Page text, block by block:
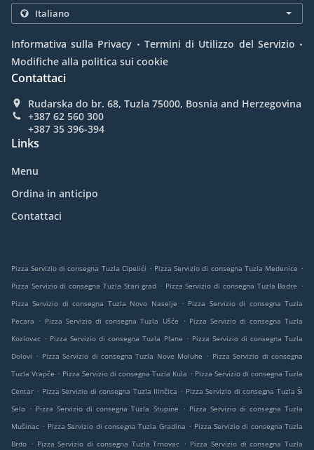
Informativa sulla Privacy . Termini di Utilizzo del Servizio .
Modifiche alla politica sui cookie
Contattaci
Rudarska do br. 68, Tuzla 75000, Bosnia and Herzegovina
+387 62 560 300
+387 35 396-394
Links
Menu
Ordina in anticipo
Contattaci
Pizza Servizio di consegna Tuzla Cipelići . Pizza Servizio di consegna Tuzla Medenice .
Pizza Servizio di consegna Tuzla Stari grad . Pizza Servizio di consegna Tuzla Badre .
Pizza Servizio di consegna Tuzla Novo Naselje
. Pizza Servizio di consegna Tuzla
Pecara
. Pizza Servizio di consegna Tuzla Ušće . Pizza Servizio di consegna Tuzla
Kozlovac . Pizza Servizio di consegna Tuzla Plane . Pizza Servizio di consegna Tuzla
Dolovi . Pizza Servizio di consegna Tuzla Nove Moluhe . Pizza Servizio di consegna
Tuzla Vrapče . Pizza Servizio di consegna Tuzla Kula . Pizza Servizio di consegna Tuzla
Centar . Pizza Servizio di consegna Tuzla Ilinčica . Pizza Servizio di consegna Tuzla Ši
Selo . Pizza Servizio di consegna Tuzla Stupine . Pizza Servizio di consegna Tuzla
Mušinac . Pizza Servizio di consegna Tuzla Gradina . Pizza Servizio di consegna Tuzla
Brdo . Pizza Servizio di consegna Tuzla Trnovac . Pizza Servizio di consegna Tuzla